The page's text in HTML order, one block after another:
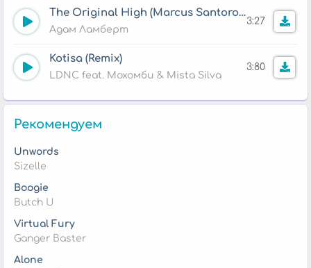
The Original High (Marcus Santoro Remix)
Адам Ламберт
3:27
Kotisa (Remix)
LDNC feat. Мохомби & Mista Silva
3:80
Рекомендуем
Unwords
Sizelle
Boogie
Butch U
Virtual Fury
Ganger Baster
Alone